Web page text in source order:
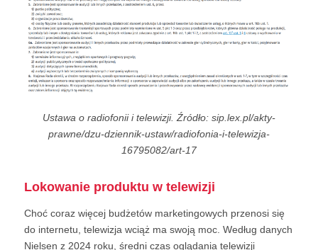
Ustawa o radiofonii i telewizji. Źródło: sip.lex.pl/akty-
prawne/dzu-dziennik-ustaw/radiofonia-i-telewizja-
16795082/art-17
Lokowanie produktu w telewizji
Choć coraz więcej budżetów marketingowych przenosi się
do internetu, telewizja wciąż ma swoją moc. Według danych
Nielsen z 2024 roku, średni czas oglądania telewizji